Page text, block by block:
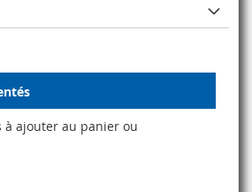
à ajouter au panier ou